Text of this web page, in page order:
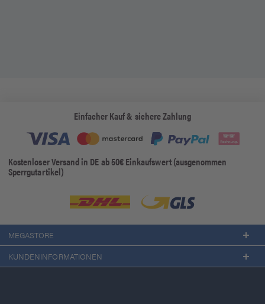
Einfacher Kauf & sichere Zahlung
Kostenloser Versand in DE ab 50€ Einkaufswert (ausgenommen
Sperrgutartikel)
MEGASTORE
KUNDENINFORMATIONEN